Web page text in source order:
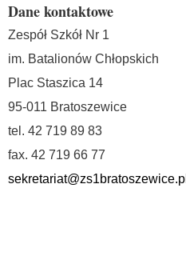
Dane kontaktowe
Zespół Szkół Nr 1
im. Batalionów Chłopskich
Plac Staszica 14
95-011 Bratoszewice
tel. 42 719 89 83
fax. 42 719 66 77
sekretariat@zs1bratoszewice.pl